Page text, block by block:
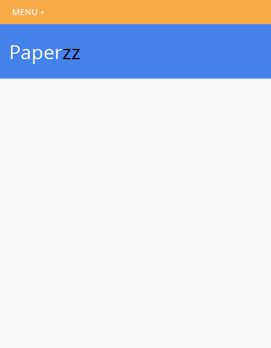
Paperzz